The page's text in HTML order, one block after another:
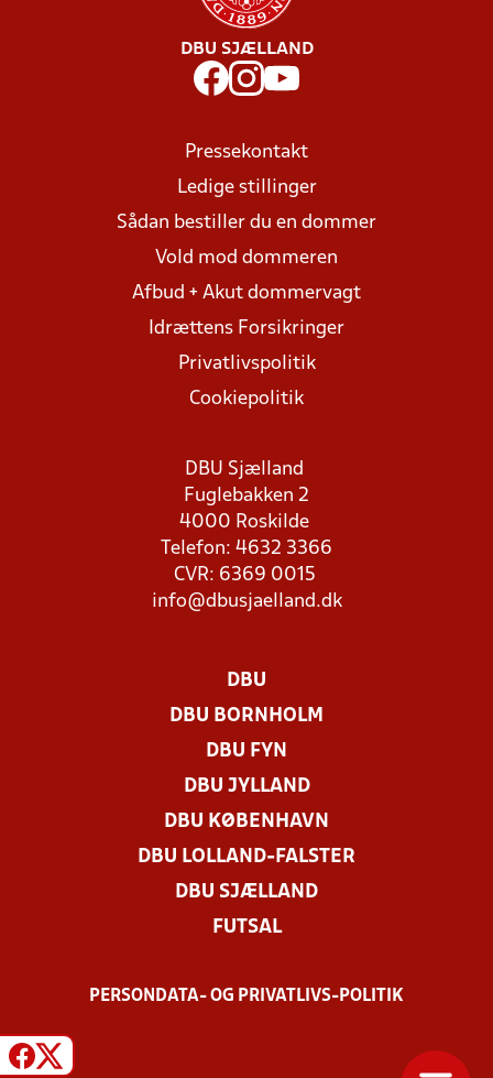
DBU SJÆLLAND
Pressekontakt
Ledige stillinger
Sådan bestiller du en dommer
Vold mod dommeren
Afbud + Akut dommervagt
Idrættens Forsikringer
Privatlivspolitik
Cookiepolitik
DBU Sjælland
Fuglebakken 2
4000 Roskilde
Telefon: 4632 3366
CVR: 6369 0015
info@dbusjaelland.dk
DBU
DBU BORNHOLM
DBU FYN
DBU JYLLAND
DBU KØBENHAVN
DBU LOLLAND-FALSTER
DBU SJÆLLAND
FUTSAL
PERSONDATA- OG PRIVATLIVS-POLITIK